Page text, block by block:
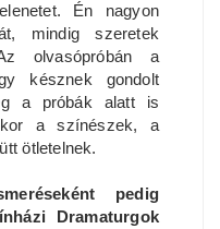
Én nagyon
mindig szeretek
olvasópróbán a
késznek gondolt
a próbák alatt is
a színészek, a
ötletelnek.
pedig
Dramaturgok